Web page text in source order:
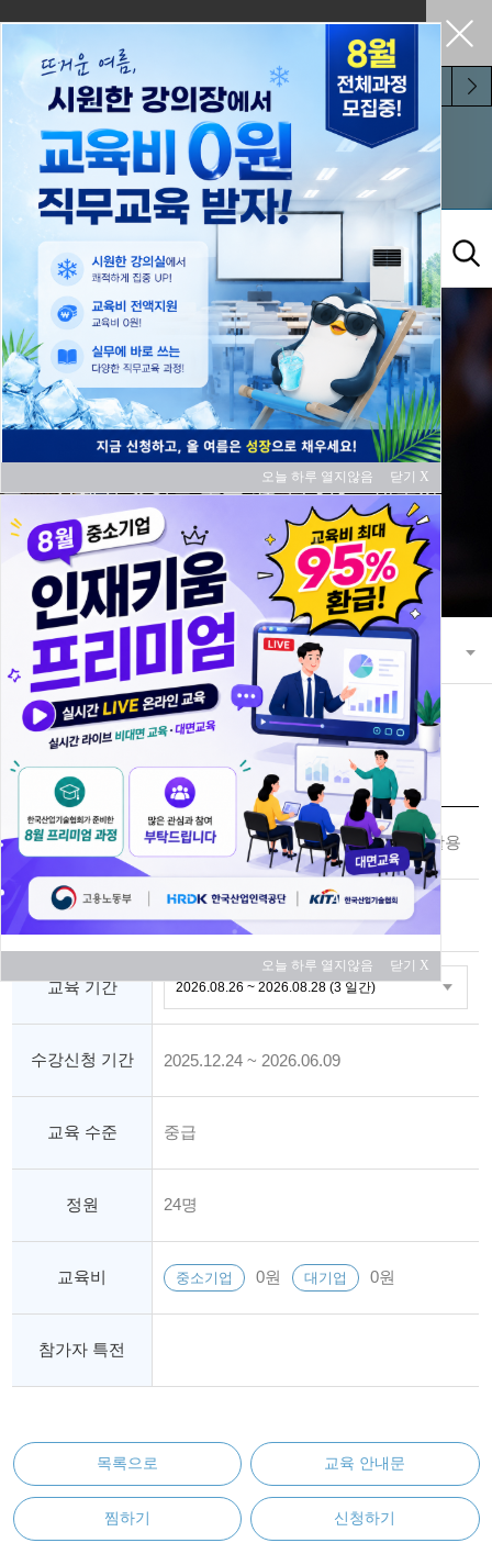
펼쳐두기
교육과정
21세기 초일류 꿈을 키워 나가는 한국산
업기술협회
교육과정 교육 과정 안내
교육신청
과정명 조직혁신을 위한 디지털전환 패키지 활용
교육 대상 중소기업
교육 기간
수강신청 기간 2025.12.24 ~ 2026.06.09
교육 수준 중급
정원 24명
교육비 중소기업 0원 대기업 0원
참가자 특전
목록으로 교육 안내문
찜하기 신청하기
오늘 하루 열지않음 닫기 X
오늘 하루 열지않음 닫기 X